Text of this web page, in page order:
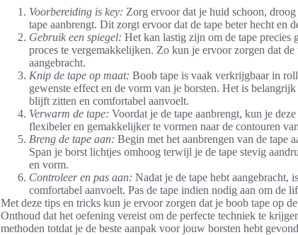
Voorbereiding is key: Zorg ervoor dat je huid schoon,
tape aanbrengt. Dit zorgt ervoor dat de tape beter hecht en
Gebruik een spiegel: Het kan lastig zijn om de tape precies
proces te vergemakkelijken. Zo kun je ervoor zorgen dat
aangebracht.
Knip de tape op maat: Boob tape is vaak verkrijgbaar in
gewenste effect en de vorm van je borsten. Het is
blijft zitten en comfortabel aanvoelt.
Verwarm de tape: Voordat je de tape aanbrengt, kun je
flexibeler en gemakkelijker te vormen naar de contouren
Breng de tape aan: Begin met het aanbrengen van de tape
Span je borst lichtjes omhoog terwijl je de tape stevig
en vorm.
Controleer en pas aan: Nadat je de tape hebt aangebracht,
comfortabel aanvoelt. Pas de tape indien nodig aan om de
Met deze tips en tricks kun je ervoor zorgen dat je boob tape op
Onthoud dat het oefening vereist om de perfecte techniek te
methoden totdat je de beste aanpak voor jouw borsten hebt